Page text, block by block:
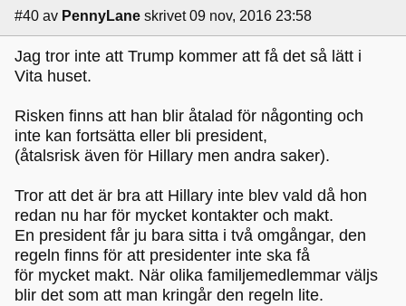
#40 av PennyLane skrivet 09 nov, 2016 23:58
Jag tror inte att Trump kommer att få det så lätt i
Vita huset.
Risken finns att han blir åtalad för någonting och
inte kan fortsätta eller bli president,
(åtalsrisk även för Hillary men andra saker).
Tror att det är bra att Hillary inte blev vald då hon
redan nu har för mycket kontakter och makt.
En president får ju bara sitta i två omgångar, den
regeln finns för att presidenter inte ska få
för mycket makt. När olika familjemedlemmar väljs
blir det som att man kringår den regeln lite.